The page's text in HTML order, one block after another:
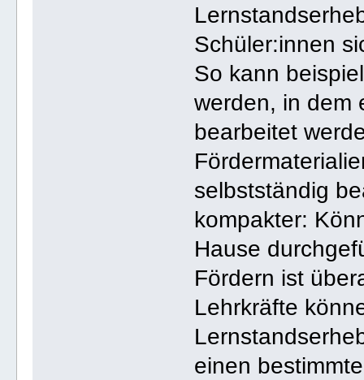
Schüler:innen
So kann
werden, in dem
bearbeitet
selbstständig
kompakter:
Hause
Fördern ist
Lehrkräfte
einen